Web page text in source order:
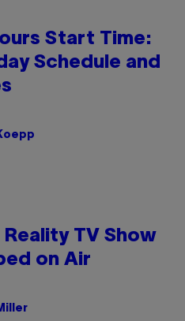
Start Time:
Schedule and
TV Show
on Air